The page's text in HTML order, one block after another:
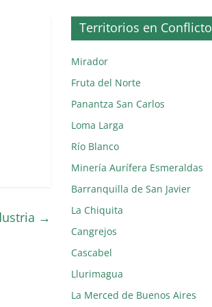
→
Territorios en Conflicto
Mirador
Fruta del Norte
Panantza San Carlos
Loma Larga
Río Blanco
Minería Aurífera Esmeraldas
Barranquilla de San Javier
La Chiquita
Cangrejos
Cascabel
Llurimagua
La Merced de Buenos Aires